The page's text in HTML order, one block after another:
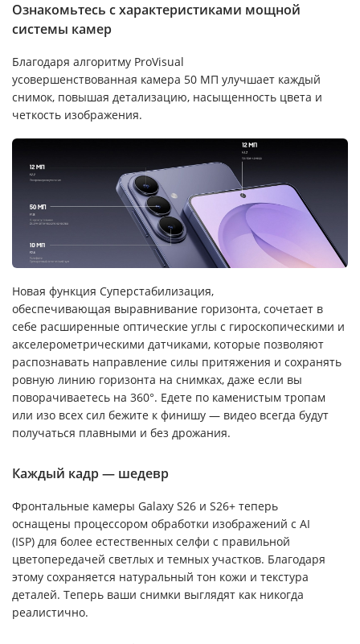
Ознакомьтесь с характеристиками мощной
системы камер
Благодаря алгоритму ProVisual
усовершенствованная камера 50 МП улучшает каждый
снимок, повышая детализацию, насыщенность цвета и
четкость изображения.
Новая функция Суперстабилизация,
обеспечивающая выравнивание горизонта, сочетает в
себе расширенные оптические углы с гироскопическими и
акселерометрическими датчиками, которые позволяют
распознавать направление силы притяжения и сохранять
ровную линию горизонта на снимках, даже если вы
поворачиваетесь на 360°. Едете по каменистым тропам
или изо всех сил бежите к финишу — видео всегда будут
получаться плавными и без дрожания.
Каждый кадр — шедевр
Фронтальные камеры Galaxy S26 и S26+ теперь
оснащены процессором обработки изображений с AI
(ISP) для более естественных селфи с правильной
цветопередачей светлых и темных участков. Благодаря
этому сохраняется натуральный тон кожи и текстура
деталей. Теперь ваши снимки выглядят как никогда
реалистично.